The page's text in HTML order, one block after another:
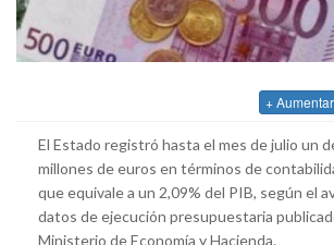
+
El Estado registró hasta el mes de julio un
millones de euros en términos de
que equivale a un 2,09% del PIB, según el
datos de ejecución presupuestaria
Ministerio de Economía y Hacienda.